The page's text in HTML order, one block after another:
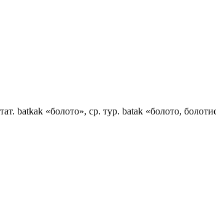
batkak «болото», ср. тур. batak «болото,